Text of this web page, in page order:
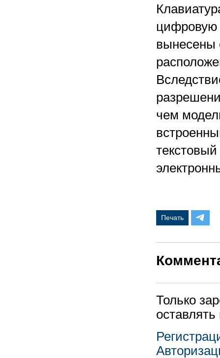
цифровую
вынесены
чем
Печать
Только